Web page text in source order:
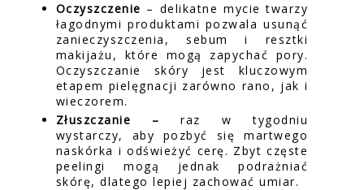
Oczyszczenie – delikatne mycie twarzy
łagodnymi produktami pozwala usunąć
zanieczyszczenia, sebum i resztki
makijażu, które mogą zapychać pory.
Oczyszczanie skóry jest kluczowym
etapem pielęgnacji zarówno rano, jak i
wieczorem.
Złuszczanie – raz w tygodniu
wystarczy, aby pozbyć się martwego
naskórka i odświeżyć cerę. Zbyt częste
peelingi mogą jednak podrażniać
skórę, dlatego lepiej zachować umiar.